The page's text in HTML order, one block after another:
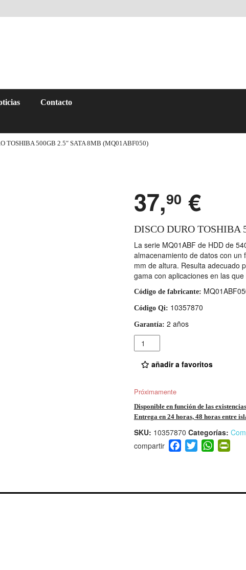
Contacto
TOSHIBA 500GB 2.5″ SATA 8MB (MQ01ABF050)
37,90 €
DISCO DURO TOSHIBA
La serie MQ01ABF de HDD de
almacenamiento de datos con
mm de altura. Resulta adecuado
gama con aplicaciones en las
Código de fabricante:
Código Qi: 10357870
Garantía: 2 años
Cantidad
añadir a favoritos
Próximamente
Disponible en función de las
Entrega en 24 horas, 48 horas entre
SKU: 10357870 Categorías:
F
a
b
T
wi
W
h
A
Pr
in
e